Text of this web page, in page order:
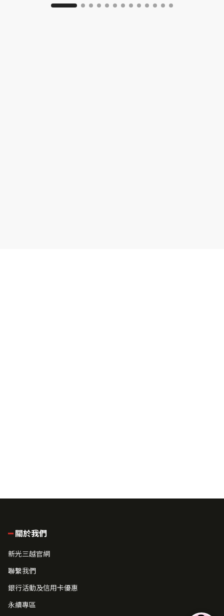
關於我們
新光三越官網
聯繫我們
銀行活動及信用卡優惠
永續專區